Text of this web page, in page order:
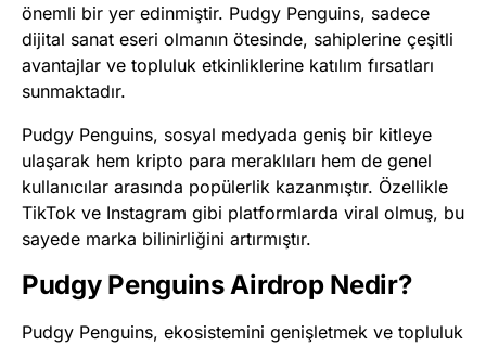
önemli bir yer edinmiştir. Pudgy Penguins, sadece
dijital sanat eseri olmanın ötesinde, sahiplerine çeşitli
avantajlar ve topluluk etkinliklerine katılım fırsatları
sunmaktadır.
Pudgy Penguins, sosyal medyada geniş bir kitleye
ulaşarak hem kripto para meraklıları hem de genel
kullanıcılar arasında popülerlik kazanmıştır. Özellikle
TikTok ve Instagram gibi platformlarda viral olmuş, bu
sayede marka bilinirliğini artırmıştır.
Pudgy Penguins Airdrop Nedir?
Pudgy Penguins, ekosistemini genişletmek ve topluluk